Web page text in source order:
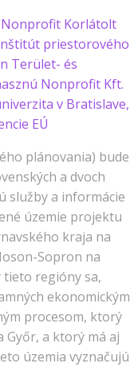
Nonprofit Korlátolt
priestorového
Terület- és
Nonprofit Kft.
v Bratislave,
EÚ
plánovania) bude
a dvoch
služby a informácie
územie projektu
kraja na
Sopron na
tieto regióny sa,
ekonomickým
procesom, ktorý
Győr, a ktorý má aj
územia vyznačujú